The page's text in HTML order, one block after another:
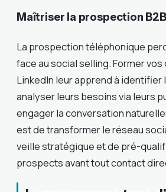
Maîtriser la prospection
La prospection téléphonique
face au social selling. Former
LinkedIn leur apprend à identifier
analyser leurs besoins via leurs
engager la conversation
est de transformer le réseau
veille stratégique et de pré-
prospects avant tout contact